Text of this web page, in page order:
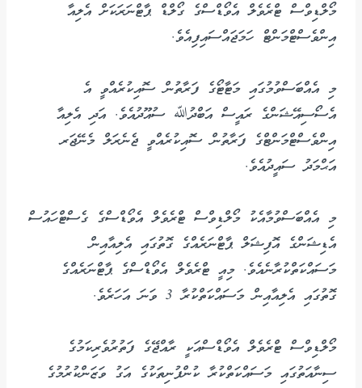
މޯލްޑިވްސް ޓްރެވެލް އެވޯޑްސްގެ ގޯލްޑް ޕާޓްނަރަކަށް އެލިއާ
އިންވެސްޓްމަންޓް ހަމަޖައްސައިފިއެވެ.
މި އެއްބަސްވުމުގައި މަޓާޓޯގެ ފަރާތުން ސޮއިކުރެއްވީ އެ
އެސޯސިއޭޝަންގެ ރައީސް އަބްދުﷲ ސުއޫދުއެވެ. އަދި އެލިއާ
އިންވެސްޓްމަންޓްގެ ފަރާތުން ސޮއިކުރެއްވީ ޖެނެރަލް މެނޭޖަރ
އަޙްމަދު ސައީދުއެވެ.
މި އެއްބަސްވުމާއެކު މޯލްޑިވްސް ޓްރެވެލް އެވޯޑްސްގެ ގެސްޓްހައުސް
އެޑިޝަންގެ އޮފިޝަލް ޕާޓްނަރެއްގެ ގޮތުގައި އެލިއާއިން
މަސައްކަތްކުރާނެއެވެ. މިއީ ޓްރެވެލް އެވޯޑްސްގެ ޕާޓްނަރެއްގެ
ގޮތުގައި އެލިއާއިން މަސައްކަތްކުރާ 3 ވަނަ އަހަރެވެ.
މޯލްޑިވްސް ޓްރެވެލް އެވޯޑްސްއަކީ ރާއްޖޭގެ ފަތުރުވެރިކަމުގެ
ސިނާއަތުގައި މަސައްކަތްކުރާ ކުންފުނިތަކުގެ އަގު ވަޒަންކުރުމުގެ